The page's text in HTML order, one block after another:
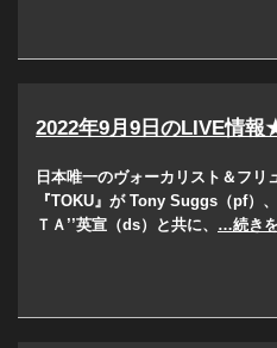
2022年9月9日のLIVE情
日本唯一のヴォーカリスト＆フリ
『TOKU』が Tony Suggs（pf）
ＴＡ’’英宣（ds）と共に、 …続き